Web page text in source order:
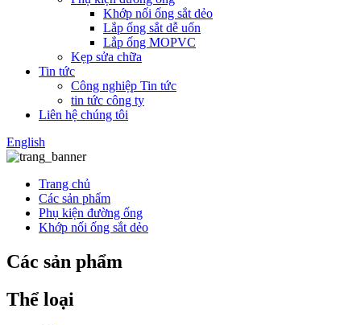
Khớp nối ống sắt dẻo
Lắp ống sắt dễ uốn
Lắp ống MOPVC
Kẹp sửa chữa
Tin tức
Công nghiệp Tin tức
tin tức công ty
Liên hệ chúng tôi
English
Trang chủ
Các sản phẩm
Phụ kiện đường ống
Khớp nối ống sắt dẻo
Các sản phẩm
Thể loại